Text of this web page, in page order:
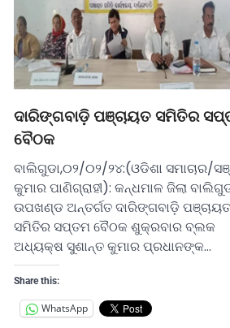
ଦାରିଙ୍ଗବାଡ଼ି ପଞ୍ଚାୟତ ସମିତିର
ବୈଠକ
ବାଲିଗୁଡା,୦୨/୦୨/୨୪:(ଓଡିଶା ସମାଚାର/
କୁମାର ପାଣିଗ୍ରାହୀ): କନ୍ଧମାଳ ଜିଲା
ଉପଖଣ୍ଡ ଅନ୍ତର୍ଗତ ଦାରିଙ୍ଗବାଡ଼ି ପଞ୍ଚାୟତ
ସମିତିର ସପ୍ତମ ବୈଠକ ଶୁକ୍ରବାର ବ୍ଲକ
ଅଧ୍ୟକ୍ଷ ସୁଶାନ୍ତ କୁମାର ପ୍ରଧାନଙ୍କ…
Share this:
WhatsApp